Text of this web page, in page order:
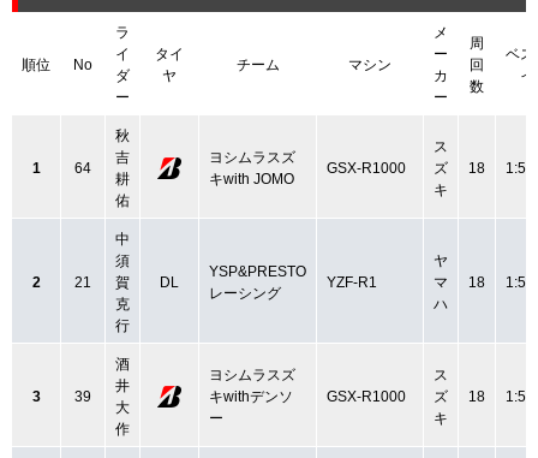
順位 No
ラ
イ
ダ
ー
タイ
ヤ
チーム マシン
メ
ー
カ
ー
周
回
数
ベス
イ
1 64
秋
吉
耕
佑
ヨシムラスズ
キwith JOMO
GSX-R1000
ス
ズ
キ
18
2 21
中
須
賀
克
行
DL
YSP&PRESTO
レーシング
YZF-R1
ヤ
マ
ハ
18
3 39
酒
井
大
作
ヨシムラスズ
キwithデンソ
ー
GSX-R1000
ス
ズ
キ
18